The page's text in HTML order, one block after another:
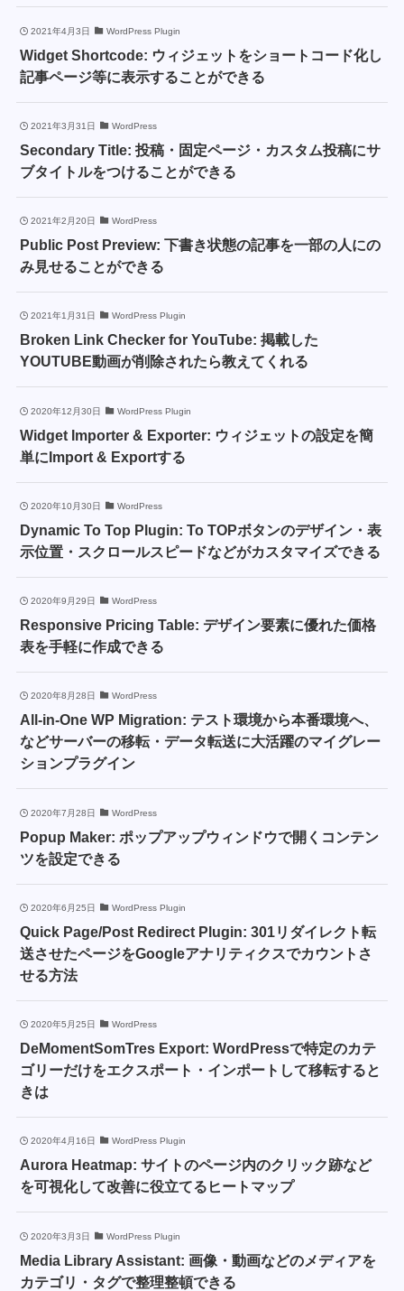
2021年4月3日 WordPress Plugin
Widget Shortcode: ウィジェットをショートコード化し
記事ページ等に表示することができる
2021年3月31日 WordPress
Secondary Title: 投稿・固定ページ・カスタム投稿にサ
ブタイトルをつけることができる
2021年2月20日 WordPress
Public Post Preview: 下書き状態の記事を一部の人にの
み見せることができる
2021年1月31日 WordPress Plugin
Broken Link Checker for YouTube: 掲載した
YOUTUBE動画が削除されたら教えてくれる
2020年12月30日 WordPress Plugin
Widget Importer & Exporter: ウィジェットの設定を簡
単にImport & Exportする
2020年10月30日 WordPress
Dynamic To Top Plugin: To TOPボタンのデザイン・表
示位置・スクロールスピードなどがカスタマイズできる
2020年9月29日 WordPress
Responsive Pricing Table: デザイン要素に優れた価格
表を手軽に作成できる
2020年8月28日 WordPress
All-in-One WP Migration: テスト環境から本番環境へ、
などサーバーの移転・データ転送に大活躍のマイグレー
ションプラグイン
2020年7月28日 WordPress
Popup Maker: ポップアップウィンドウで開くコンテン
ツを設定できる
2020年6月25日 WordPress Plugin
Quick Page/Post Redirect Plugin: 301リダイレクト転
送させたページをGoogleアナリティクスでカウントさ
せる方法
2020年5月25日 WordPress
DeMomentSomTres Export: WordPressで特定のカテ
ゴリーだけをエクスポート・インポートして移転すると
きは
2020年4月16日 WordPress Plugin
Aurora Heatmap: サイトのページ内のクリック跡など
を可視化して改善に役立てるヒートマップ
2020年3月3日 WordPress Plugin
Media Library Assistant: 画像・動画などのメディアを
カテゴリ・タグで整理整頓できる